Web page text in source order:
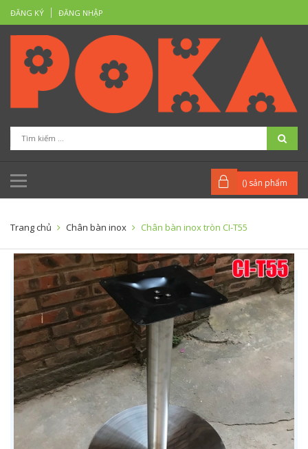
ĐĂNG KÝ ĐĂNG NHẬP
() sản phẩm
Trang chủ Chân bàn inox Chân bàn inox tròn CI-T55